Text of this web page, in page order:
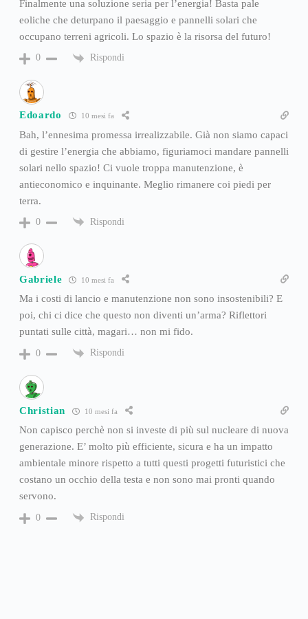
Finalmente una soluzione seria per l’energia! Basta pale
eoliche che deturpano il paesaggio e pannelli solari che
occupano terreni agricoli. Lo spazio è la risorsa del futuro!
0 Rispondi
Edoardo 10 mesi fa
Bah, l’ennesima promessa irrealizzabile. Già non siamo capaci
di gestire l’energia che abbiamo, figuriamoci mandare pannelli
solari nello spazio! Ci vuole troppa manutenzione, è
antieconomico e inquinante. Meglio rimanere coi piedi per
terra.
0 Rispondi
Gabriele 10 mesi fa
Ma i costi di lancio e manutenzione non sono insostenibili? E
poi, chi ci dice che questo non diventi un’arma? Riflettori
puntati sulle città, magari… non mi fido.
0 Rispondi
Christian 10 mesi fa
Non capisco perchè non si investe di più sul nucleare di nuova
generazione. E’ molto più efficiente, sicura e ha un impatto
ambientale minore rispetto a tutti questi progetti futuristici che
costano un occhio della testa e non sono mai pronti quando
servono.
0 Rispondi